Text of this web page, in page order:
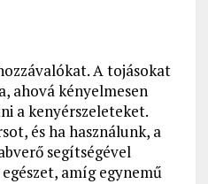
A tojásokat
ahová kényelmesen
a kenyérszeleteket.
és ha használunk, a
segítségével
amíg egynemű